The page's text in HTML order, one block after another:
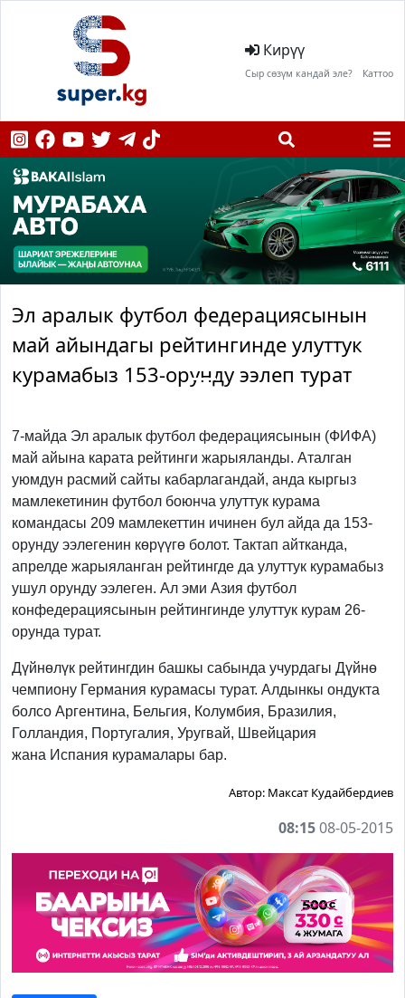
Кирүү
Сыр сөзүм кандай эле? Каттоо
Эл аралык футбол федерациясынын
май айындагы рейтингинде улуттук
курамабыз 153-орунду ээлеп турат
7-майда Эл аралык футбол федерациясынын (ФИФА)
май айына карата рейтинги жарыяланды. Аталган
уюмдун расмий сайты кабарлагандай, анда кыргыз
мамлекетинин футбол боюнча улуттук курама
командасы 209 мамлекеттин ичинен бул айда да 153-
орунду ээлегенин көрүүгө болот. Тактап айтканда,
апрелде жарыяланган рейтингде да улуттук курамабыз
ушул орунду ээлеген. Ал эми Азия футбол
конфедерациясынын рейтингинде улуттук курам 26-
орунда турат.
Дүйнөлүк рейтингдин башкы сабында учурдагы Дүйнө
чемпиону Германия курамасы турат. Алдынкы ондукта
болсо Аргентина, Бельгия, Колумбия, Бразилия,
Голландия, Португалия, Уругвай, Швейцария
жана Испания курамалары бар.
Автор: Максат Кудайбердиев
08:1508-05-2015